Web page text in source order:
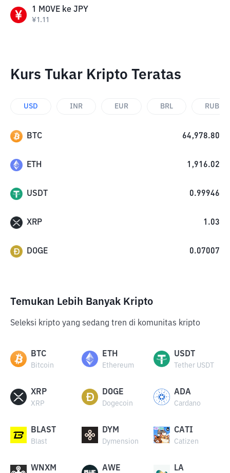
1 MOVE ke JPY
¥1.11
Kurs Tukar Kripto Teratas
USD INR EUR BRL RUB
BTC 64,978.80
ETH 1,916.02
USDT 0.99946
XRP 1.03
DOGE 0.07007
Temukan Lebih Banyak Kripto
Seleksi kripto yang sedang tren di komunitas kripto
BTC
Bitcoin
ETH
Ethereum
USDT
Tether USDT
XRP
XRP
DOGE
Dogecoin
ADA
Cardano
BLAST
Blast
DYM
Dymension
CATI
Catizen
WNXM AWE LA